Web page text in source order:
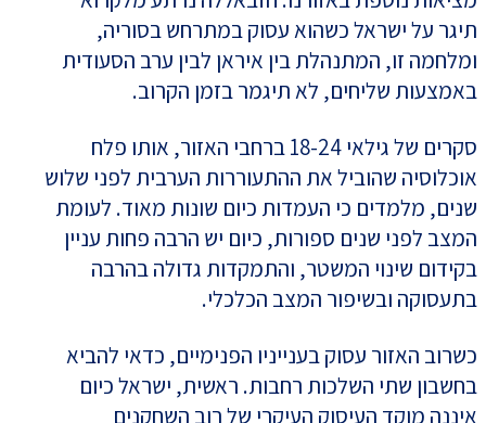
תיגר על ישראל כשהוא עסוק במתרחש בסוריה,
ומלחמה זו, המתנהלת בין איראן לבין ערב הסעודית
באמצעות שליחים, לא תיגמר בזמן הקרוב.
סקרים של גילאי 18-24 ברחבי האזור, אותו פלח
אוכלוסיה שהוביל את ההתעוררות הערבית לפני שלוש
שנים, מלמדים כי העמדות כיום שונות מאוד. לעומת
המצב לפני שנים ספורות, כיום יש הרבה פחות עניין
בקידום שינוי המשטר, והתמקדות גדולה בהרבה
בתעסוקה ובשיפור המצב הכלכלי.
כשרוב האזור עסוק בענייניו הפנימיים, כדאי להביא
בחשבון שתי השלכות רחבות. ראשית, ישראל כיום
איננה מוקד העיסוק העיקרי של רוב השחקנים